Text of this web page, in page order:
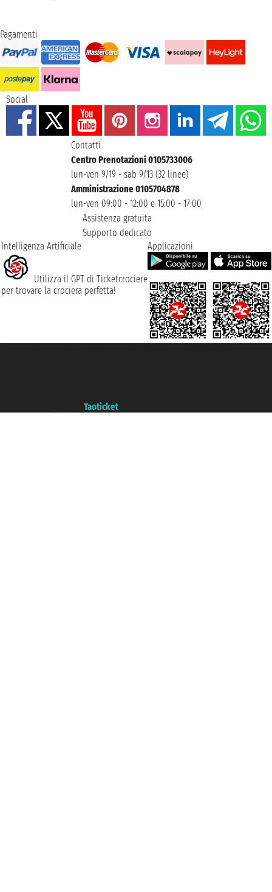
Pagamenti
Social
Contatti
Centro Prenotazioni 0105733006
lun-ven 9/19 - sab 9/13 (32 linee)
Amministrazione 0105704878
lun-ven 09:00 - 12:00 e 15:00 - 17:00
Assistenza gratuita
Supporto dedicato
Intelligenza Artificiale
Utilizza il GPT di Ticketcrociere
per trovare la crociera perfetta!
Applicazioni
Taoticket